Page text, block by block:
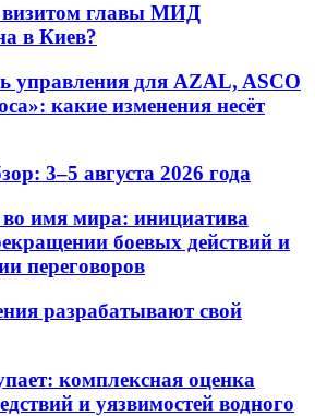
визитом главы МИД
в Киев?
управления для AZAL, ASCO
какие изменения несёт
3–5 августа 2026 года
имя мира: инициатива
боевых действий и
переговоров
разрабатывают свой
комплексная оценка
и уязвимостей водного